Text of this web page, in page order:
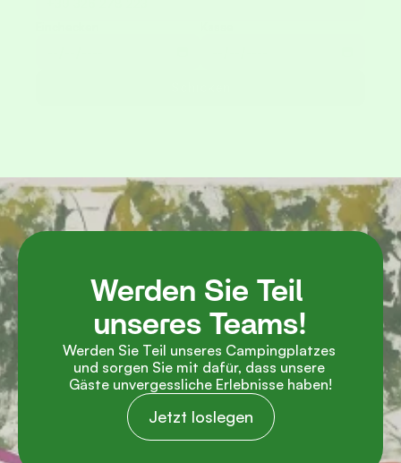
Werden Sie Teil
unseres Teams!
Werden Sie Teil unseres Campingplatzes
und sorgen Sie mit dafür, dass unsere
Gäste unvergessliche Erlebnisse haben!
Jetzt loslegen